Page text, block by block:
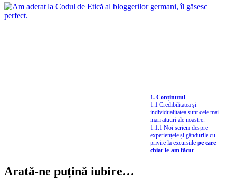
1. Conținutul
1.1 Credibilitatea și
individualitatea sunt cele mai
mari atuuri ale noastre.
1.1.1 Noi scriem despre
experiențele și gândurile cu
privire la excursiile pe care
chiar le-am făcut
Arată-ne puțină iubire…